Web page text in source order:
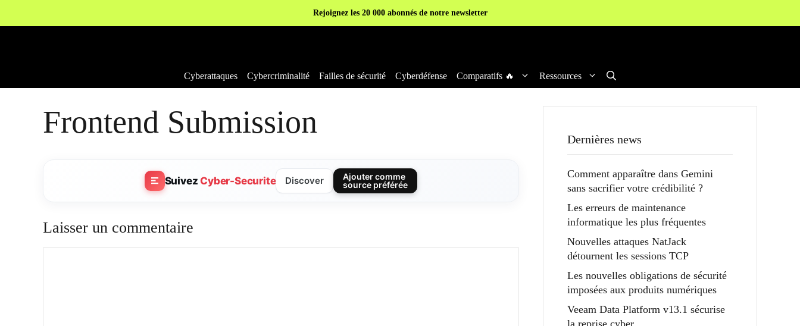
Rejoignez les 20 000 abonnés de notre newsletter
Cyberattaques Cybercriminalité Failles de sécurité Cyberdéfense Comparatifs 🔥 Ressources
Frontend Submission
SuivezCyber-Securite Discover
Ajouter comme
source préférée
Laisser un commentaire
Dernières news
Comment apparaître dans Gemini
sans sacrifier votre crédibilité ?
Les erreurs de maintenance
informatique les plus fréquentes
Nouvelles attaques NatJack
détournent les sessions TCP
Les nouvelles obligations de sécurité
imposées aux produits numériques
Veeam Data Platform v13.1 sécurise
la reprise cyber